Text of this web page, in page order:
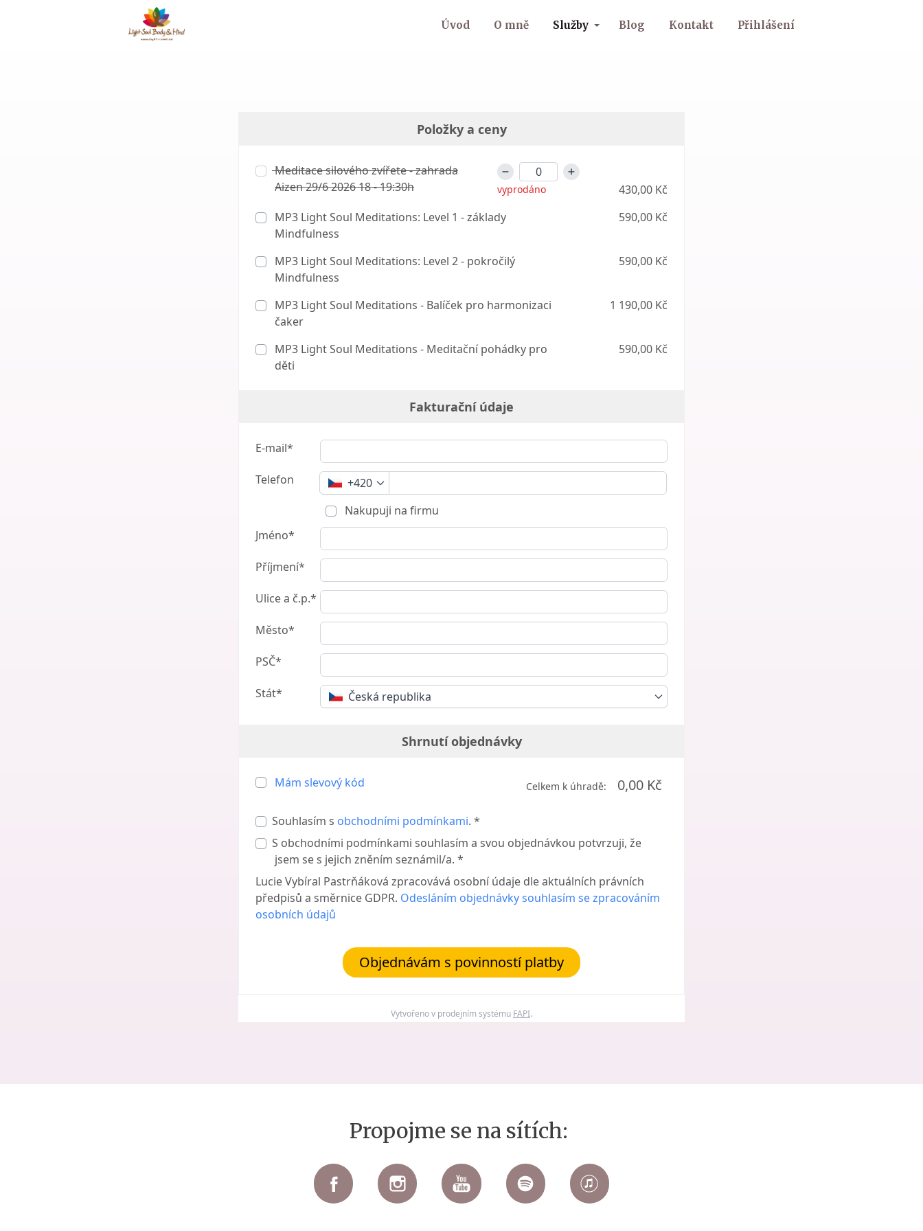
Úvod O mně Služby Blog Kontakt Přihlášení
Položky a ceny
Meditace silového zvířete - zahrada
Aizen 29/6 2026 18 - 19:30h
vyprodáno
430,00 Kč
MP3 Light Soul Meditations: Level 1 - základy
Mindfulness
590,00 Kč
MP3 Light Soul Meditations: Level 2 - pokročilý
Mindfulness
590,00 Kč
MP3 Light Soul Meditations - Balíček pro harmonizaci
čaker
1 190,00 Kč
MP3 Light Soul Meditations - Meditační pohádky pro
děti
590,00 Kč
Fakturační údaje
E-mail*
Telefon
+420
Nakupuji na firmu
Jméno*
Příjmení*
Ulice a č.p.*
Město*
PSČ*
Stát* Česká republika
Shrnutí objednávky
Mám slevový kód Celkem k úhradě: 0,00 Kč
Souhlasím s obchodními podmínkami. *
S obchodními podmínkami souhlasím a svou objednávkou potvrzuji, že
jsem se s jejich zněním seznámil/a. *
Lucie Vybíral Pastrňáková zpracovává osobní údaje dle aktuálních právních
předpisů a směrnice GDPR. Odesláním objednávky souhlasím se zpracováním
osobních údajů
Objednávám s povinností platby
Vytvořeno v prodejním systému FAPI.
Propojme se na sítích: